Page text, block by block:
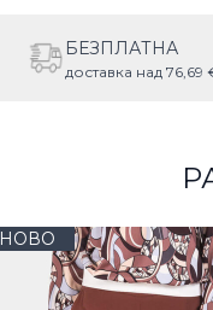
БЕЗПЛАТНА
доставка над 76,69
НОВО